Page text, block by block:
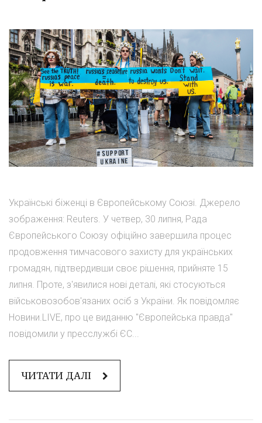
Українські біженці в Європейському Союзі. Джерело
зображення: Reuters. У четвер, 30 липня, Рада
Європейського Союзу офіційно завершила процес
продовження тимчасового захисту для українських
громадян, підтвердивши своє рішення, прийняте 15
липня. Проте, з'явилися нові деталі, які стосуються
військовозобов'язаних осіб з України. Як повідомляє
Новини.LIVE, про це виданню "Європейська правда"
повідомили у пресслужбі ЄС...
ЧИТАТИ ДАЛІ